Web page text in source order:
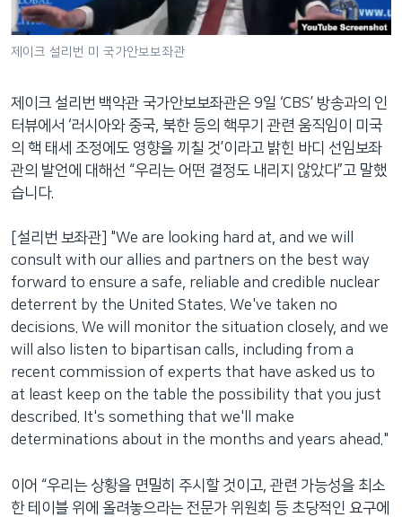
제이크 설리번 미 국가안보보좌관
제이크 설리번 백악관 국가안보보좌관은 9일 ‘CBS’ 방송과의 인
터뷰에서 ‘러시아와 중국, 북한 등의 핵무기 관련 움직임이 미국
의 핵 태세 조정에도 영향을 끼칠 것’이라고 밝힌 바디 선임보좌
관의 발언에 대해선 “우리는 어떤 결정도 내리지 않았다”고 말했
습니다.
[설리번 보좌관] "We are looking hard at, and we will
consult with our allies and partners on the best way
forward to ensure a safe, reliable and credible nuclear
deterrent by the United States. We've taken no
decisions. We will monitor the situation closely, and we
will also listen to bipartisan calls, including from a
recent commission of experts that have asked us to
at least keep on the table the possibility that you just
described. It's something that we'll make
determinations about in the months and years ahead."
이어 “우리는 상황을 면밀히 주시할 것이고, 관련 가능성을 최소
한 테이블 위에 올려놓으라는 전문가 위원회 등 초당적인 요구에